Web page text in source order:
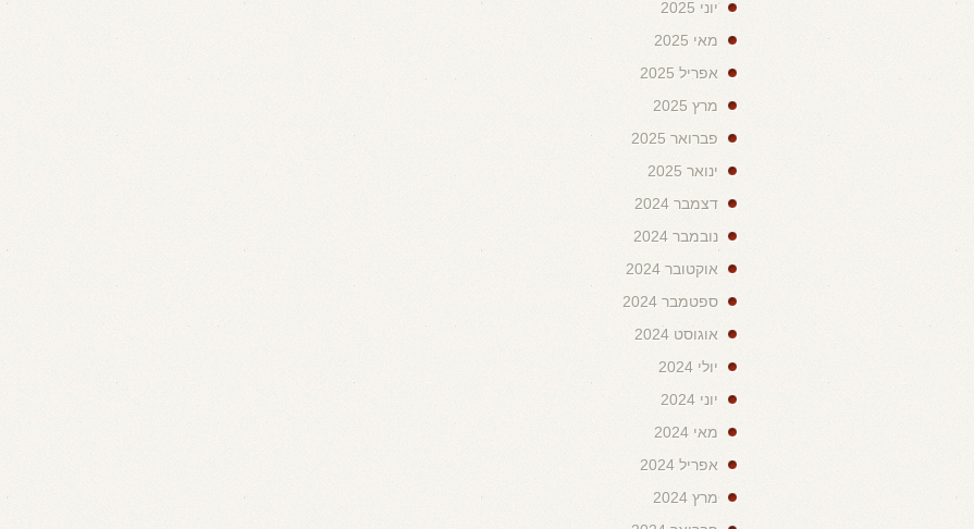
יוני 2025
מאי 2025
אפריל 2025
מרץ 2025
פברואר 2025
ינואר 2025
דצמבר 2024
נובמבר 2024
אוקטובר 2024
ספטמבר 2024
אוגוסט 2024
יולי 2024
יוני 2024
מאי 2024
אפריל 2024
מרץ 2024